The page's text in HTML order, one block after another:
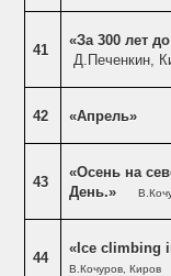
41
«За 300 лет
Д.Печенкин,
42 «Апрель»
43
«Осень на
День.»
44
«Ice climbing
В.Кочуров, Киров